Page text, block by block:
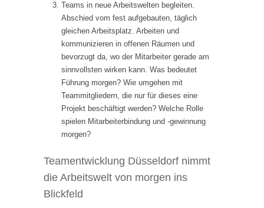
Teams in neue Arbeitswelten begleiten.
Abschied vom fest aufgebauten, täglich
gleichen Arbeitsplatz. Arbeiten und
kommunizieren in offenen Räumen und
bevorzugt da, wo der Mitarbeiter gerade am
sinnvollsten wirken kann. Was bedeutet
Führung morgen? Wie umgehen mit
Teammitgliedern, die nur für dieses eine
Projekt beschäftigt werden? Welche Rolle
spielen Mitarbeiterbindung und -gewinnung
morgen?
Teamentwicklung Düsseldorf nimmt
die Arbeitswelt von morgen ins
Blickfeld